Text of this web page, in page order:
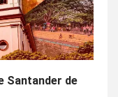
Santander de